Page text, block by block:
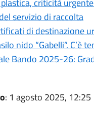
criticità
servizio di raccolta
di destinazione
nido “Gabelli”. C’è
Bando 2025-26:
: 1 agosto 2025, 12:25